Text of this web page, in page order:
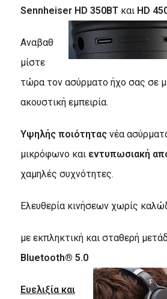
Sennheiser HD 350BTκαι HD
Αναβαθ
μίστε
τώρα τον ασύρματο ήχο σας σε
ακουστική εμπειρία.
Υψηλής ποιότηταςνέα
μικρόφωνο και εντυπωσιακή
χαμηλές συχνότητες.
Ελευθερία κινήσεων χωρίς
με εκπληκτική και σταθερή
Bluetooth® 5.0
Ευελιξία και